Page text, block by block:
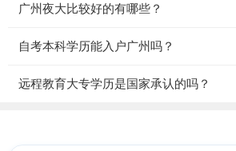
广州夜大比较好的有哪些？
自考本科学历能入户广州吗？
远程教育大专学历是国家承认的吗？